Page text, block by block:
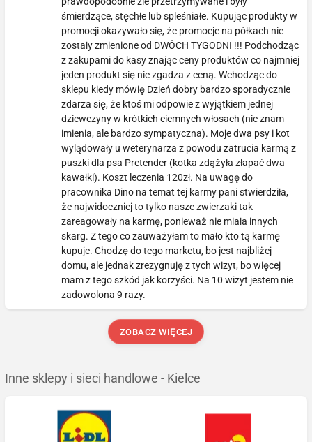
śmierdzące, stęchłe lub spleśniałe. Kupując produkty w
promocji okazywało się, że promocje na półkach nie
zostały zmienione od DWÓCH TYGODNI !!! Podchodząc
z zakupami do kasy znając ceny produktów co najmniej
jeden produkt się nie zgadza z ceną. Wchodząc do
sklepu kiedy mówię Dzień dobry bardzo sporadycznie
zdarza się, że ktoś mi odpowie z wyjątkiem jednej
dziewczyny w krótkich ciemnych włosach (nie znam
imienia, ale bardzo sympatyczna). Moje dwa psy i kot
wylądowały u weterynarza z powodu zatrucia karmą z
puszki dla psa Pretender (kotka zdążyła złapać dwa
kawałki). Koszt leczenia 120zł. Na uwagę do
pracownika Dino na temat tej karmy pani stwierdziła,
że najwidoczniej to tylko nasze zwierzaki tak
zareagowały na karmę, ponieważ nie miała innych
skarg. Z tego co zauważyłam to mało kto tą karmę
kupuje. Chodzę do tego marketu, bo jest najbliżej
domu, ale jednak zrezygnuję z tych wizyt, bo więcej
mam z tego szkód jak korzyści. Na 10 wizyt jestem nie
zadowolona 9 razy.
ZOBACZ WIĘCEJ
Inne sklepy i sieci handlowe - Kielce